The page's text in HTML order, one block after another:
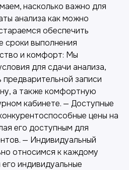
насколько важно для
анализа как можно
обеспечить
сроки выполнения
и комфорт: Мы
для сдачи анализа,
записи
а также комфортную
кабинете. — Доступные
цены на
его доступным для
— Индивидуальный
относимся к каждому
индивидуальные
услуги